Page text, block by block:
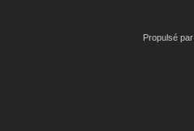
Propulsé par